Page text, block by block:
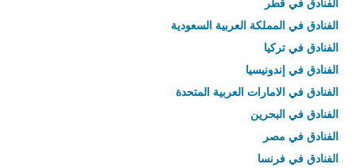
الفنادق في المملكة العربية السعودية
الفنادق في تركيا
الفنادق في إندونيسيا
الفنادق في الامارات العربية المتحدة
الفنادق في البحرين
الفنادق في مصر
الفنادق في فرنسا